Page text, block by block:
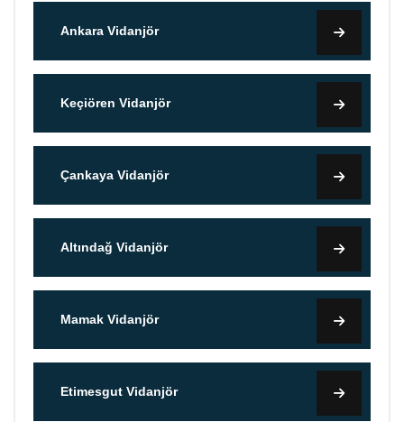
Ankara Vidanjör
Keçiören Vidanjör
Çankaya Vidanjör
Altındağ Vidanjör
Mamak Vidanjör
Etimesgut Vidanjör